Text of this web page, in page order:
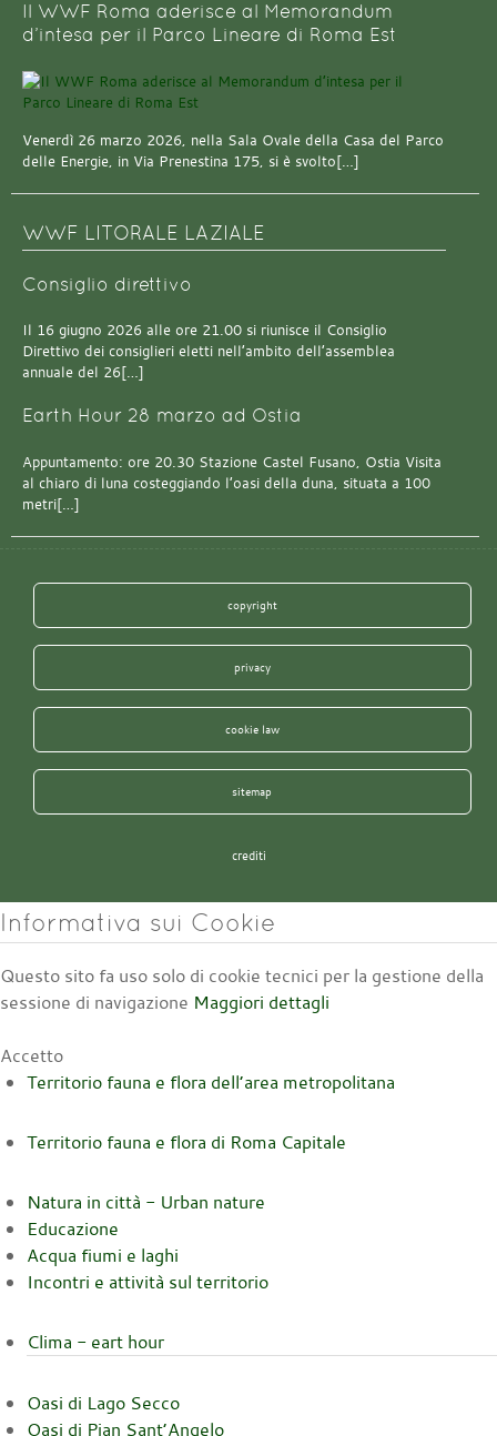
Il WWF Roma aderisce al Memorandum
d’intesa per il Parco Lineare di Roma Est
Venerdì 26 marzo 2026, nella Sala Ovale della Casa del Parco
delle Energie, in Via Prenestina 175, si è svolto[…]
WWF LITORALE LAZIALE
Consiglio direttivo
Il 16 giugno 2026 alle ore 21.00 si riunisce il Consiglio
Direttivo dei consiglieri eletti nell’ambito dell’assemblea
annuale del 26[…]
Earth Hour 28 marzo ad Ostia
Appuntamento: ore 20.30 Stazione Castel Fusano, Ostia Visita
al chiaro di luna costeggiando l’oasi della duna, situata a 100
metri[…]
copyright
privacy
cookie law
sitemap
crediti
Informativa sui Cookie
Questo sito fa uso solo di cookie tecnici per la gestione della
sessione di navigazione Maggiori dettagli
Accetto
Territorio fauna e flora dell’area metropolitana
Territorio fauna e flora di Roma Capitale
Natura in città - Urban nature
Educazione
Acqua fiumi e laghi
Incontri e attività sul territorio
Clima - eart hour
Oasi di Lago Secco
Oasi di Pian Sant’Angelo